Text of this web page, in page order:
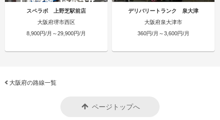
スペラボ 上野芝駅前店
大阪府堺市西区
8,900円/月～29,900円/月
デリバリートランク 泉大津
大阪府泉大津市
360円/月～3,600円/月
大阪府の路線一覧
ページトップへ